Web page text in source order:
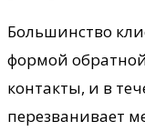
Большинство
формой
контакты, и в
перезванивает